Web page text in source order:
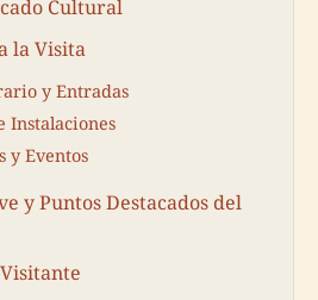
Cultural
la Visita
y Entradas
Instalaciones
y Eventos
y Puntos Destacados del